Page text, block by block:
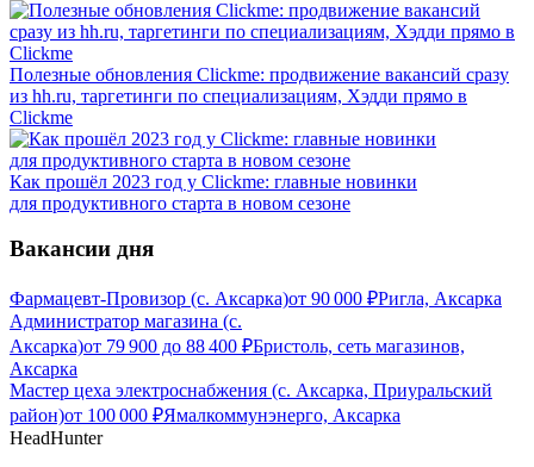
Полезные обновления Clickme: продвижение вакансий сразу
из hh.ru, таргетинги по специализациям, Хэдди прямо в
Clickme
Как прошёл 2023 год у Clickme: главные новинки
для продуктивного старта в новом сезоне
Вакансии дня
Фармацевт-Провизор (с. Аксарка)от 90 000 ₽Ригла, Аксарка
Администратор магазина (с.
Аксарка)от 79 900 до 88 400 ₽Бристоль, сеть магазинов,
Аксарка
Мастер цеха электроснабжения (с. Аксарка, Приуральский
район)от 100 000 ₽Ямалкоммунэнерго, Аксарка
HeadHunter